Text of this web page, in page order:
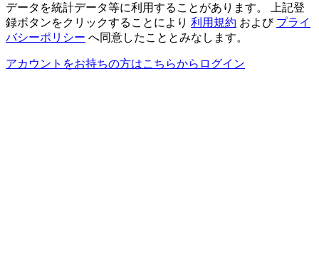
データを統計データ等に利用することがあります。 上記登
録ボタンをクリックすることにより 利用規約 および プライ
バシーポリシー へ同意したこととみなします。
アカウントをお持ちの方はこちらからログイン